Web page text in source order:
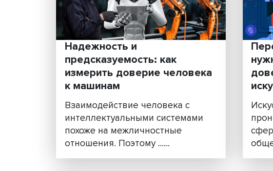
Надежность и
предсказуемость: как